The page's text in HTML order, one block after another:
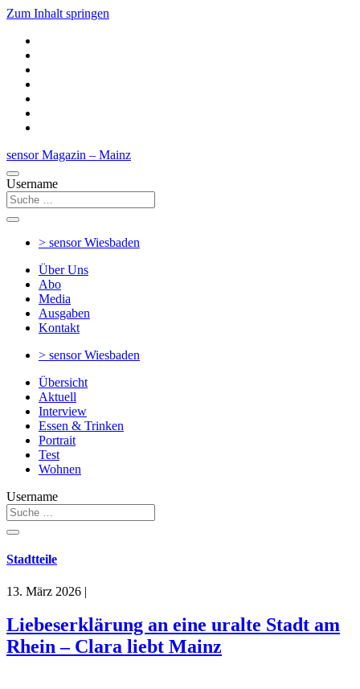
Zum Inhalt springen
sensor Magazin – Mainz
Username
> sensorWiesbaden
Über Uns
Abo
Media
Ausgaben
Kontakt
> sensorWiesbaden
Übersicht
Aktuell
Interview
Essen & Trinken
Portrait
Test
Wohnen
Username
Stadtteile
13. März 2026 |
Liebeserklärung an eine uralte Stadt am
Rhein – Clara liebt Mainz